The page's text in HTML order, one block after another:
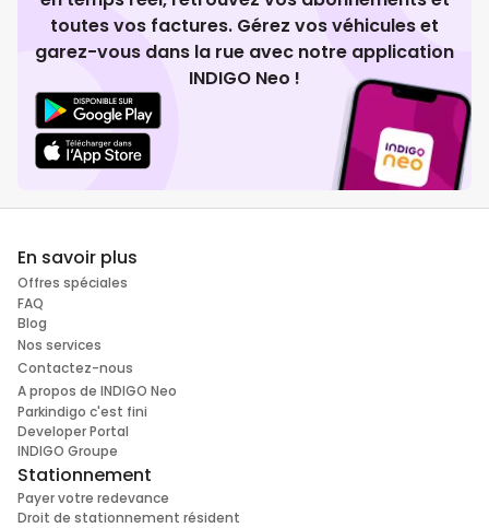
toutes vos factures. Gérez vos véhicules et
garez-vous dans la rue avec notre application
INDIGO Neo !
En savoir plus
Offres spéciales
FAQ
Blog
Nos services
Contactez-nous
A propos de INDIGO Neo
Parkindigo c'est fini
Developer Portal
INDIGO Groupe
Stationnement
Payer votre redevance
Droit de stationnement résident